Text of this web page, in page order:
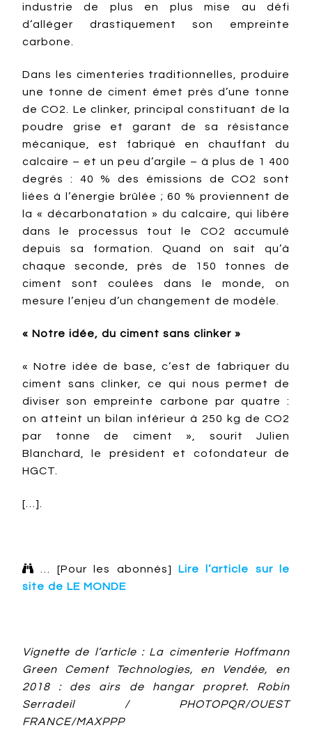
industrie de plus en plus mise au défi
d’alléger drastiquement son empreinte
carbone.
Dans les cimenteries traditionnelles, produire
une tonne de ciment émet près d’une tonne
de CO2. Le clinker, principal constituant de la
poudre grise et garant de sa résistance
mécanique, est fabriqué en chauffant du
calcaire – et un peu d’argile – à plus de 1 400
degrés : 40 % des émissions de CO2 sont
liées à l’énergie brûlée ; 60 % proviennent de
la « décarbonatation » du calcaire, qui libère
dans le processus tout le CO2 accumulé
depuis sa formation. Quand on sait qu’à
chaque seconde, près de 150 tonnes de
ciment sont coulées dans le monde, on
mesure l’enjeu d’un changement de modèle.
« Notre idée, du ciment sans clinker »
« Notre idée de base, c’est de fabriquer du
ciment sans clinker, ce qui nous permet de
diviser son empreinte carbone par quatre :
on atteint un bilan inférieur à 250 kg de CO2
par tonne de ciment », sourit Julien
Blanchard, le président et cofondateur de
HGCT.
[…].
 … [Pour les abonnés] Lire l’article sur le
site de LE MONDE
Vignette de l’article : La cimenterie Hoffmann
Green Cement Technologies, en Vendée, en
2018 : des airs de hangar propret. Robin
Serradeil / PHOTOPQR/OUEST
FRANCE/MAXPPP